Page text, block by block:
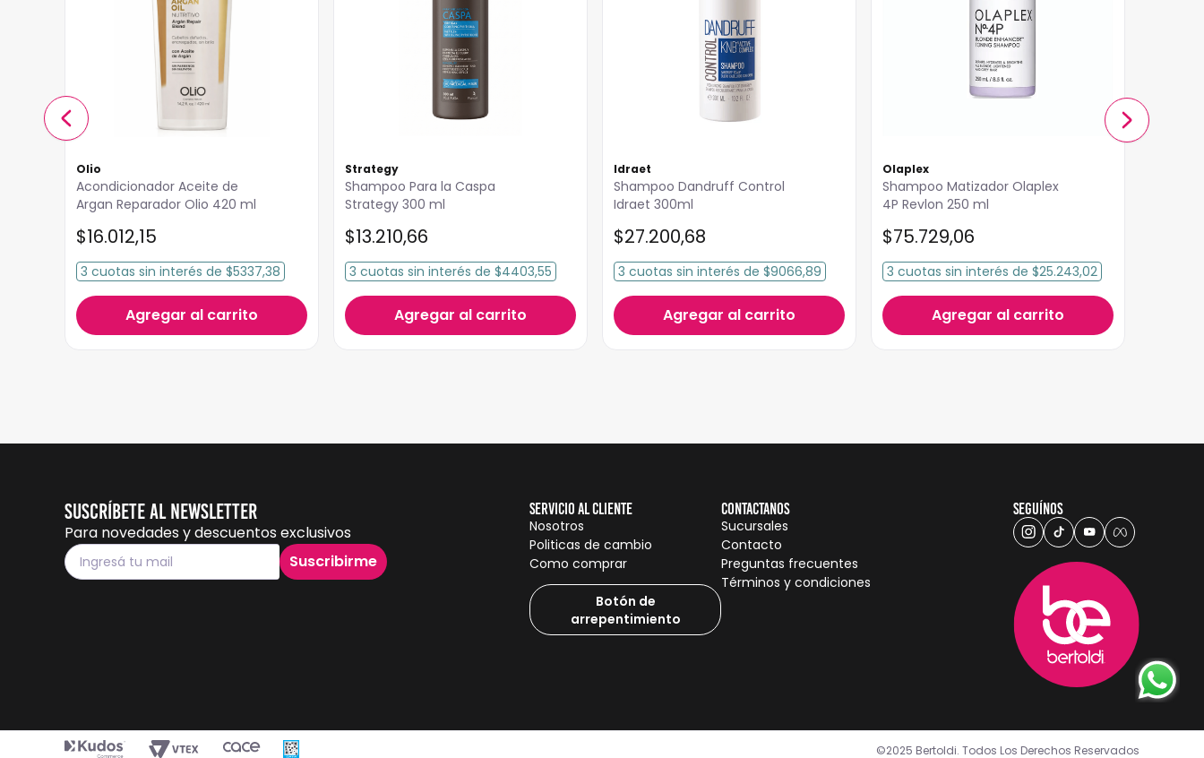
Olio
Acondicionador Aceite de
Argan Reparador Olio 420 ml
$16.012,15
3 cuotas sin interés de $5337,38
Agregar al carrito
Strategy
Shampoo Para la Caspa
Strategy 300 ml
$13.210,66
3 cuotas sin interés de $4403,55
Agregar al carrito
Idraet
Shampoo Dandruff Control
Idraet 300ml
$27.200,68
3 cuotas sin interés de $9066,89
Agregar al carrito
Olaplex
Shampoo Matizador Olaplex
4P Revlon 250 ml
$75.729,06
3 cuotas sin interés de $25.243,02
Agregar al carrito
Suscríbete al Newsletter
Para novedades y descuentos exclusivos
Suscribirme
Servicio al cliente
Nosotros
Politicas de cambio
Como comprar
Botón de
arrepentimiento
Contactanos
Sucursales
Contacto
Preguntas frecuentes
Términos y condiciones
Seguínos
©2025 Bertoldi. Todos Los Derechos Reservados